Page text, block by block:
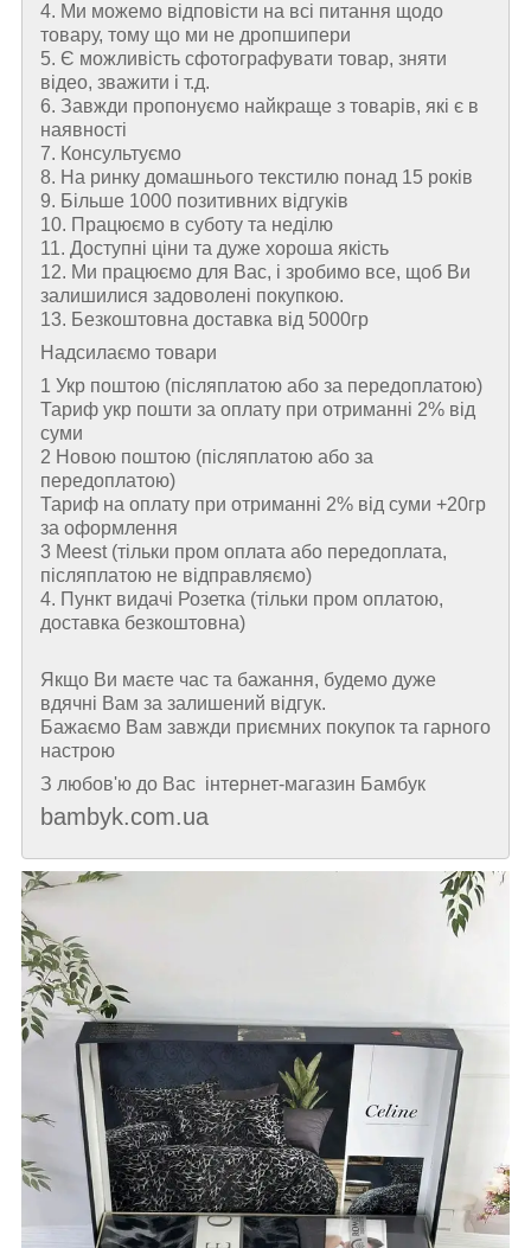
4. Ми можемо відповісти на всі питання щодо
товару, тому що ми не дропшипери
5. Є можливість сфотографувати товар, зняти
відео, зважити і т.д.
6. Завжди пропонуємо найкраще з товарів, які є в
наявності
7. Консультуємо
8. На ринку домашнього текстилю понад 15 років
9. Більше 1000 позитивних відгуків
10. Працюємо в суботу та неділю
11. Доступні ціни та дуже хороша якість
12. Ми працюємо для Вас, і зробимо все, щоб Ви
залишилися задоволені покупкою.
13. Безкоштовна доставка від 5000гр
Надсилаємо товари
1 Укр поштою (пiсляплатою або за передоплатою)
Тариф укр пошти за оплату при отриманні 2% від
суми
2 Новою поштою (пiсляплатою або за
передоплатою)
Тариф на оплату при отриманні 2% від суми +20гр
за оформлення
3 Meest (тільки пром оплата або передоплата,
післяплатою не відправляємо)
4. Пункт видачі Розетка (тільки пром оплатою,
доставка безкоштовна)
Якщо Ви маєте час та бажання, будемо дуже
вдячні Вам за залишений відгук.
Бажаємо Вам завжди приємних покупок та гарного
настрою
З любов'ю до Вас інтернет-магазин Бамбук
bambyk.com.ua